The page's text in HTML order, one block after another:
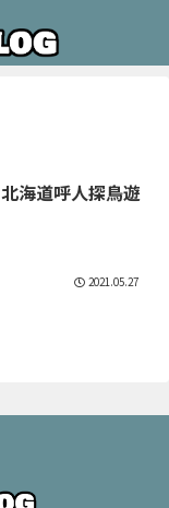
北海道呼人探鳥遊
2021.05.27